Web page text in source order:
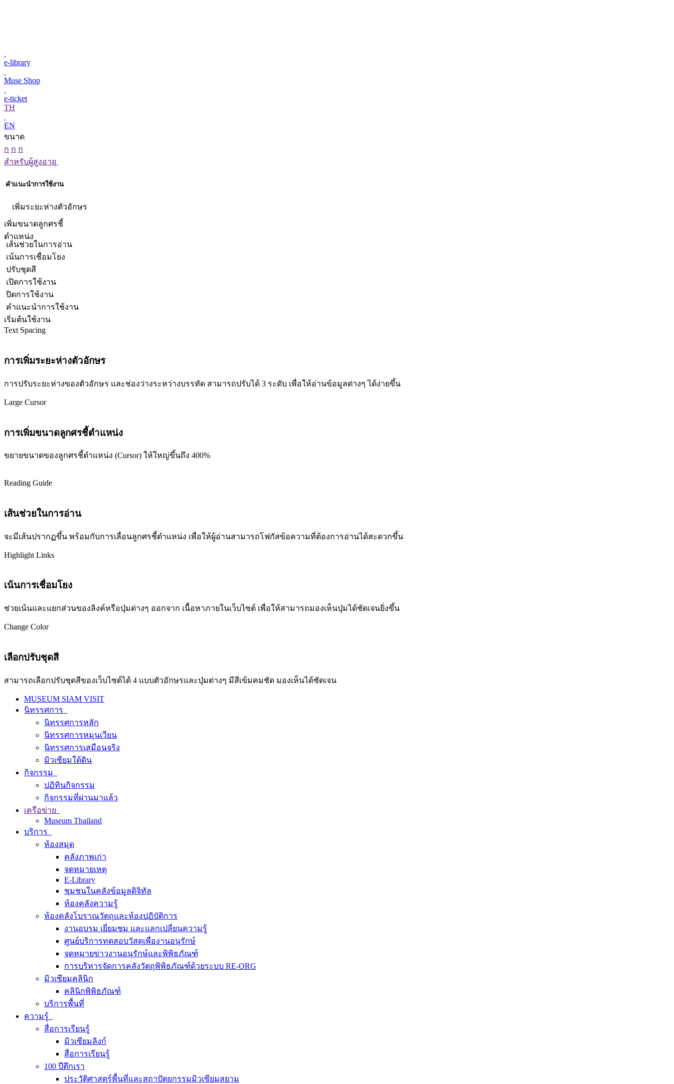
e-library
Muse Shop
e-ticket
TH
EN
ขนาด
ก ก ก
สำหรับผู้สูงอายุ
คำแนะนำการใช้งาน
เพิ่มระยะห่างตัวอักษร
เพิ่มขนาดลูกศรชี้
ตำแหน่ง
เส้นช่วยในการอ่าน
เน้นการเชื่อมโยง
ปรับชุดสี
เปิดการใช้งาน
ปิดการใช้งาน
คำแนะนำการใช้งาน
เริ่มต้นใช้งาน
Text Spacing
การเพิ่มระยะห่างตัวอักษร
การปรับระยะห่างของตัวอักษร และช่องว่างระหว่างบรรทัด สามารถปรับได้ 3 ระดับ เพื่อให้อ่านข้อมูลต่างๆ ได้ง่ายขึ้น
Large Cursor
การเพิ่มขนาดลูกศรชี้ตำแหน่ง
ขยายขนาดของลูกศรชี้ตำแหน่ง (Cursor) ให้ใหญ่ขึ้นถึง 400%
Reading Guide
เส้นช่วยในการอ่าน
จะมีเส้นปรากฏขึ้น พร้อมกับการเลื่อนลูกศรชี้ตำแหน่ง เพื่อให้ผู้อ่านสามารถโฟกัสข้อความที่ต้องการอ่านได้สะดวกขึ้น
Highlight Links
เน้นการเชื่อมโยง
ช่วยเน้นและแยกส่วนของลิงค์หรือปุ่มต่างๆ ออกจาก เนื้อหาภายในเว็บไซต์ เพื่อให้สามารถมองเห็นปุ่มได้ชัดเจนยิ่งขึ้น
Change Color
เลือกปรับชุดสี
สามารถเลือกปรับชุดสีของเว็บไซต์ได้ 4 แบบตัวอักษรและปุ่มต่างๆ มีสีเข้มคมชัด มองเห็นได้ชัดเจน
MUSEUM SIAM VISIT
นิทรรศการ
นิทรรศการหลัก
นิทรรศการหมุนเวียน
นิทรรศการเสมือนจริง
มิวเซียมใต้ดิน
กิจกรรม
ปฏิทินกิจกรรม
กิจกรรมที่ผ่านมาแล้ว
เครือข่าย
Museum Thailand
บริการ
ห้องสมุด
คลังภาพเก่า
จดหมายเหตุ
E-Library
ชุมชนในคลังข้อมูลดิจิทัล
ห้องคลังความรู้
ห้องคลังโบราณวัตถุและห้องปฏิบัติการ
งานอบรม เยี่ยมชม และแลกเปลี่ยนความรู้
ศูนย์บริการทดสอบวัสดุเพื่องานอนุรักษ์
จดหมายข่าวงานอนุรักษ์และพิพิธภัณฑ์
การบริหารจัดการคลังวัตถุพิพิธภัณฑ์ด้วยระบบ RE-ORG
มิวเซียมคลินิก
คลินิกพิพิธภัณฑ์
บริการพื้นที่
ความรู้
สื่อการเรียนรู้
มิวเซียมลิงก์
สื่อการเรียนรู้
100 ปีตึกเรา
ประวัติศาสตร์พื้นที่และสถาปัตยกรรมมิวเซียมสยาม